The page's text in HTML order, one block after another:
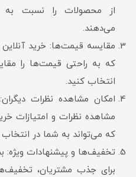
از محصولات را نسبت به
می‌دهند.
مقایسه قیمت‌ها: خرید
که به راحتی قیمت‌ها را
انتخاب کنید.
امکان مشاهده نظرات
مشاهده نظرات و امتیازات
که می‌تواند به شما در
تخفیف‌ها و پیشنهادات ویژه:
برای جذب مشتریان،